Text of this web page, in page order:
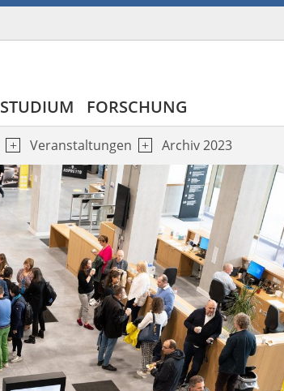
STUDIUM FORSCHUNG
Veranstaltungen Archiv 2023